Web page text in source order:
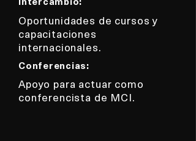
Oportunidades de cursos y
capacitaciones
internacionales.
Conferencias:
Apoyo para actuar como
conferencista de MCI.